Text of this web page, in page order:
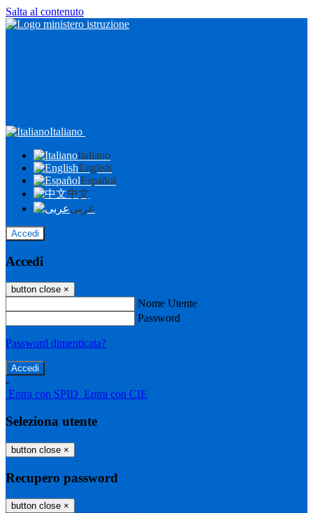
Salta al contenuto
Italiano
Italiano
English
Español
中文
عربى
Accedi
Accedi
button close ×
Nome Utente
Password
Password dimenticata?
-
Entra con SPID Entra con CIE
Seleziona utente
button close ×
Recupero password
button close ×